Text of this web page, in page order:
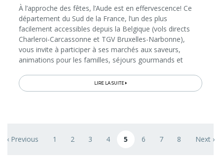
À l’approche des fêtes, l’Aude est en effervescence! Ce
département du Sud de la France, l’un des plus
facilement accessibles depuis la Belgique (vols directs
Charleroi-Carcassonne et TGV Bruxelles-Narbonne),
vous invite à participer à ses marchés aux saveurs,
animations pour les familles, séjours gourmands et
Carcassonne... Un cocktail plein de promesses pour des
fêtes de fin d'année pétillantes en Pays Cathare…
LIRE LA SUITE
Previous page
‹ Previous Page
1 Page
2 Page
3 Page
4 Page courante
5 Page
6 Page
7 Page
8 Next
Next ›